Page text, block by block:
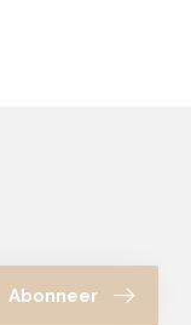
Abonneer